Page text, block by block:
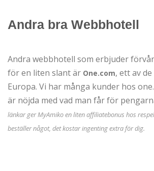
Andra bra Webbhotell
Andra webbhotell som erbjuder
för en liten slant är One.com, ett av
Europa. Vi har många kunder hos
är nöjda med vad man får för
länkar ger MyAmiko en liten affiliatebonus hos
beställer något, det kostar ingenting extra för dig.